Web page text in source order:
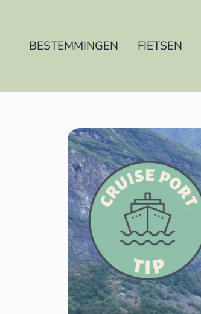
BESTEMMINGEN FIETSEN